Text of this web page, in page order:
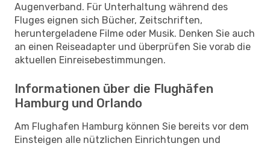
Augenverband. Für Unterhaltung während des
Fluges eignen sich Bücher, Zeitschriften,
heruntergeladene Filme oder Musik. Denken Sie auch
an einen Reiseadapter und überprüfen Sie vorab die
aktuellen Einreisebestimmungen.
Informationen über die Flughäfen
Hamburg und Orlando
Am Flughafen Hamburg können Sie bereits vor dem
Einsteigen alle nützlichen Einrichtungen und